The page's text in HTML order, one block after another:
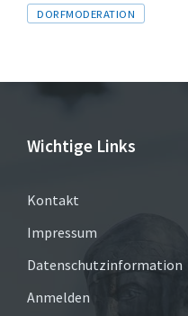
Tags
DORFMODERATION
Wichtige Links
Kontakt
Impressum
Datenschutzinformation
Anmelden